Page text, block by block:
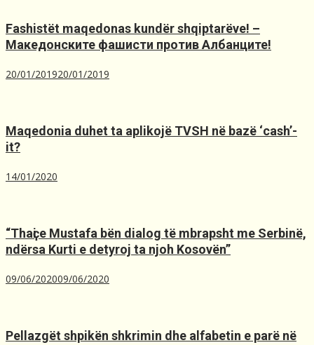
Fashistët maqedonas kundër shqiptarëve! –
Македонските фашисти против Албанците!
20/01/201920/01/2019
Maqedonia duhet ta aplikojë TVSH nё bazё ‘cash’-
it?
14/01/2020
“Thaҫi e Mustafa bën dialog të mbrapsht me Serbinë,
ndërsa Kurti e detyroj ta njoh Kosovën”
09/06/202009/06/2020
Pellazgët shpikën shkrimin dhe alfabetin e parë në